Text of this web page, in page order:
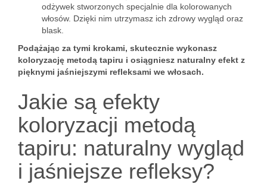
odżywek stworzonych specjalnie dla kolorowanych
włosów. Dzięki nim utrzymasz ich zdrowy wygląd oraz
blask.
Podążając za tymi krokami, skutecznie wykonasz
koloryzację metodą tapiru i osiągniesz naturalny efekt z
pięknymi jaśniejszymi refleksami we włosach.
Jakie są efekty
koloryzacji metodą
tapiru: naturalny wygląd
i jaśniejsze refleksy?